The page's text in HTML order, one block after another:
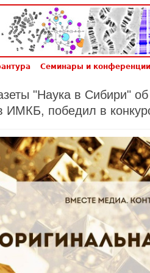
Семинары и конференции
"Наука в Сибири"
ИМКБ, победил в